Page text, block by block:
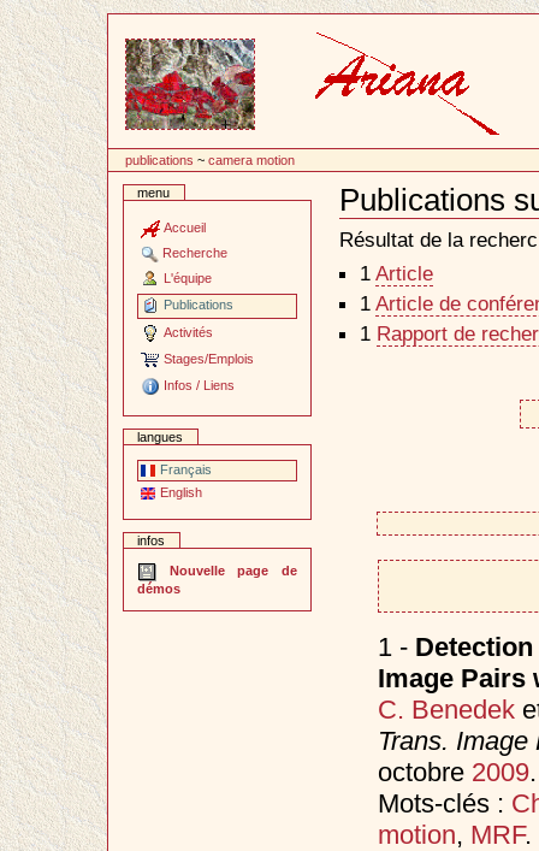
contenu
publications ~camera motion
menu
Accueil
Recherche
L'équipe
Publications
Activités
Stages/Emplois
Infos / Liens
langues
Français
English
infos
Nouvelle page de
démos
Publications
Document
Actions
Résultat de la
1 Article
1 Article de
1 Rapport de
1 -
Image Pairs
C. Benedek
Trans.
octobre 2009.
Mots-clés :
motion, MRF.